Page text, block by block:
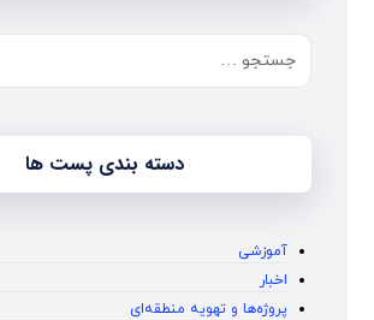
دسته بندی پست ها
آموزشی
اخبار
پروژه‌ها و تهویه منطقه‌ای